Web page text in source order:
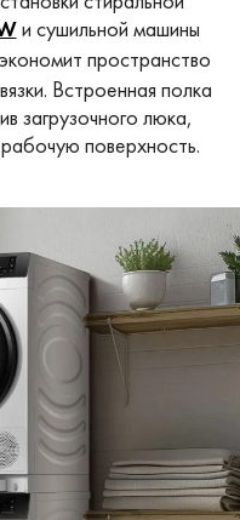
и сушильной машины
экономит пространство
Встроенная полка
загрузочного люка,
поверхность.